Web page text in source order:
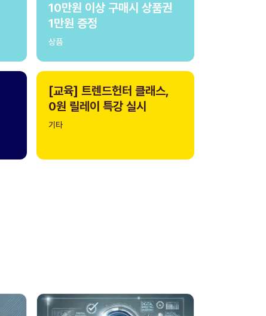
10만원 이상 구매시 상품권
1만원 증정
상품
[교육] 트렌드헌터 클래스,
0원 릴레이 특강 실시
기타